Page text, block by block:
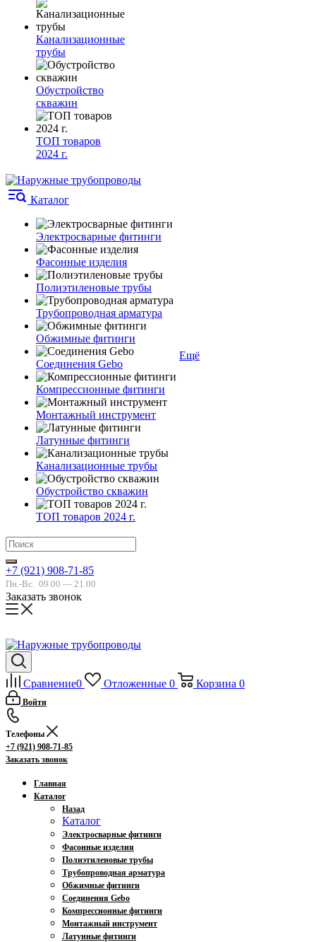
Канализационные
трубы
Обустройство
скважин
ТОП товаров
2024 г.
Каталог
Электросварные фитинги
Фасонные изделия
Полиэтиленовые трубы
Трубопроводная арматура
Обжимные фитинги
Соединения Gebo
Компрессионные фитинги
Монтажный инструмент
Латунные фитинги
Канализационные трубы
Обустройство скважин
ТОП товаров 2024 г.
Ещё
+7 (921) 908-71-85
Пн.-Вс. 09.00 — 21.00
Заказать звонок
Сравнение0 Отложенные 0 Корзина 0
Войти
Телефоны
+7 (921) 908-71-85
Заказать звонок
Главная
Каталог
Назад
Каталог
Электросварные фитинги
Фасонные изделия
Полиэтиленовые трубы
Трубопроводная арматура
Обжимные фитинги
Соединения Gebo
Компрессионные фитинги
Монтажный инструмент
Латунные фитинги